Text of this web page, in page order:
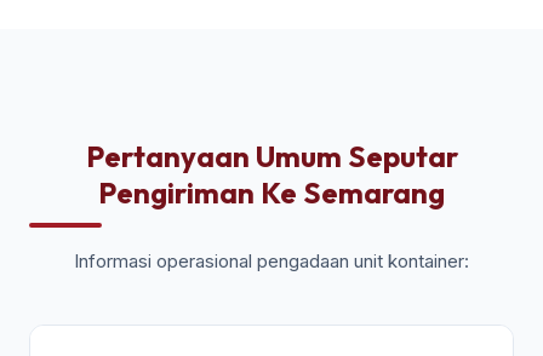
Pertanyaan Umum Seputar
Pengiriman Ke Semarang
Informasi operasional pengadaan unit kontainer: